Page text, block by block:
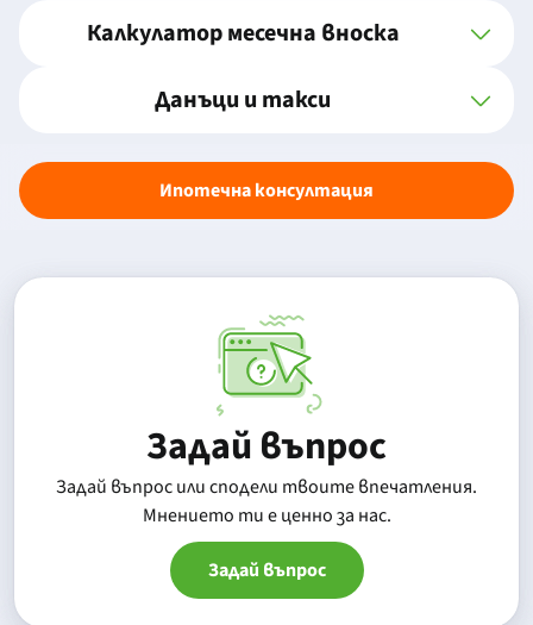
Калкулатор месечна вноска
Данъци и такси
Ипотечна консултация
Задай въпрос
Задай въпрос или сподели твоите впечатления.
Mнението ти е ценно за нас.
Задай въпрос